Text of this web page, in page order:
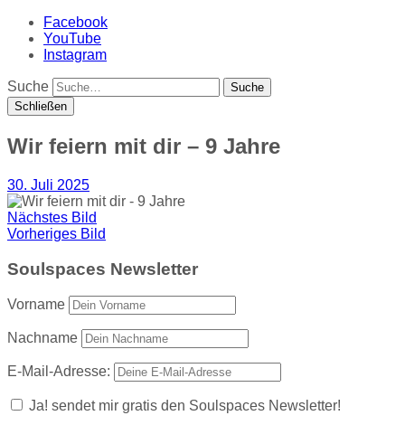
Facebook
YouTube
Instagram
Suche
Schließen
Wir feiern mit dir – 9 Jahre
30. Juli 2025
Nächstes Bild
Vorheriges Bild
Soulspaces Newsletter
Vorname
Nachname
E-Mail-Adresse:
Ja! sendet mir gratis den Soulspaces Newsletter!